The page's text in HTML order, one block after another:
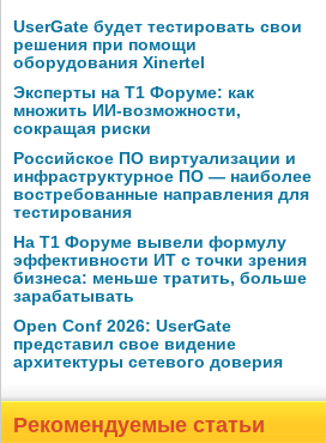
UserGate будет тестировать свои
решения при помощи
оборудования Xinertel
Эксперты на Т1 Форуме: как
множить ИИ-возможности,
сокращая риски
Российское ПО виртуализации и
инфраструктурное ПО — наиболее
востребованные направления для
тестирования
На Т1 Форуме вывели формулу
эффективности ИТ с точки зрения
бизнеса: меньше тратить, больше
зарабатывать
Open Conf 2026: UserGate
представил свое видение
архитектуры сетевого доверия
Рекомендуемые статьи